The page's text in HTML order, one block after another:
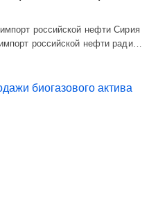
российской нефти Сирия
российской нефти ради…